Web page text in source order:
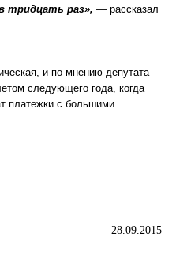
тридцать раз», — рассказал
и по мнению депутата
следующего года, когда
платежки с большими
28.09.2015